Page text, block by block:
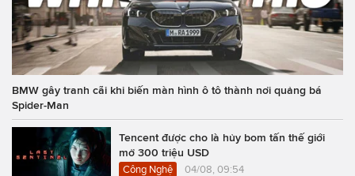
BMW gây tranh cãi khi biến màn hình ô tô thành nơi quảng bá
Spider-Man
Tencent được cho là hủy bom tấn thế giới
mở 300 triệu USD
Công Nghệ 04/08, 09:54